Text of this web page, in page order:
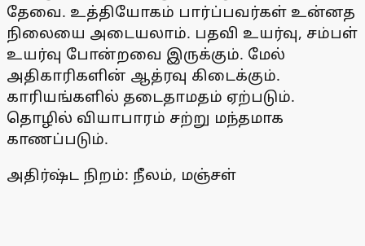
தேவை. உத்தியோகம் பார்ப்பவர்கள் உன்னத
நிலையை அடையலாம். பதவி உயர்வு, சம்பள்
உயர்வு போன்றவை இருக்கும். மேல்
அதிகாரிகளின் ஆத்ரவு கிடைக்கும்.
காரியங்களில் தடைதாமதம் ஏற்படும்.
தொழில் வியாபாரம் சற்று மந்தமாக
காணப்படும்.
அதிர்ஷ்ட நிறம்: நீலம், மஞ்சள்